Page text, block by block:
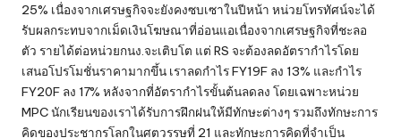
25% เนื่องจากเศรษฐกิจจะยังคงซบเซาในปีหน้า หน่วยโทรทัศน์จะได้
รับผลกระทบจากเม็ดเงินโฆษณาที่อ่อนแอเนื่องจากเศรษฐกิจที่ชะลอ
ตัว รายได้ต่อหน่วยกนง.จะเติบโต แต่ RS จะต้องลดอัตรากำไรโดย
เสนอโปรโมชั่นราคามากขึ้น เราลดกำไร FY19F ลง 13% และกำไร
FY20F ลง 17% หลังจากที่อัตรากำไรขั้นต้นลดลง โดยเฉพาะหน่วย
MPC นักเรียนของเราได้รับการฝึกฝนให้มีทักษะต่างๆ รวมถึงทักษะการ
คิดของประชากรโลกในศตวรรษที่ 21 และทักษะการคิดที่จำเป็น